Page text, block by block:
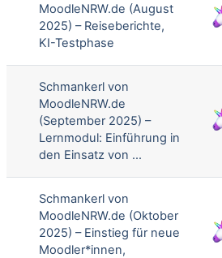
MoodleNRW.de (August
2025) – Reiseberichte,
KI-Testphase
Schmankerl von
MoodleNRW.de
(September 2025) –
Lernmodul: Einführung in
den Einsatz von ...
Schmankerl von
MoodleNRW.de (Oktober
2025) – Einstieg für neue
Moodler*innen,